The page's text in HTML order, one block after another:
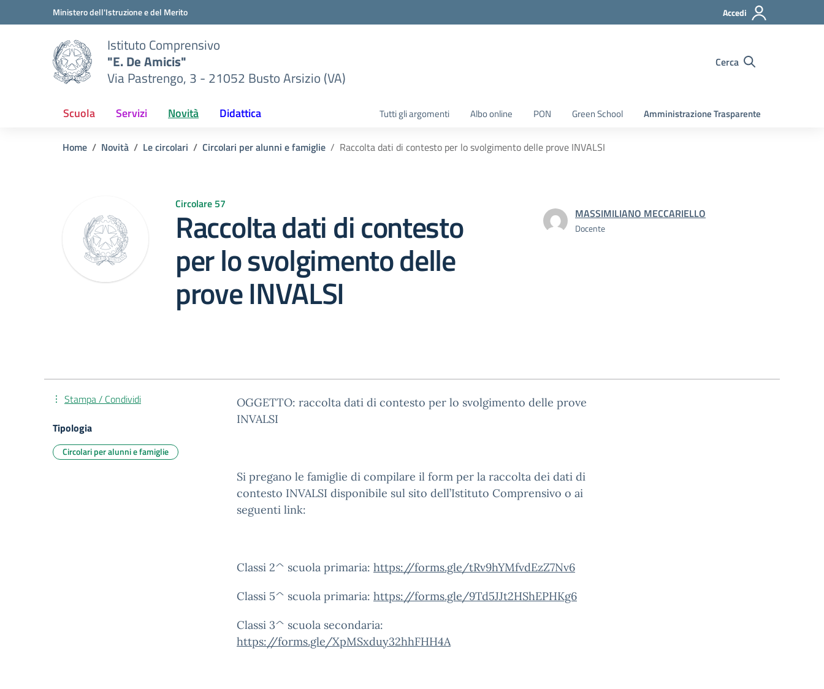
Vai ai contenuti
Vai al menu di navigazioneMinistero dell'Istruzione e del Merito Accedi
Istituto Comprensivo
"E. De Amicis"
Via Pastrengo, 3 - 21052 Busto Arsizio (VA)
Cerca
Scuola Servizi Novità Didattica Tutti gli argomenti Albo online PON Green School Amministrazione Trasparente
Home Novità Le circolari Circolari per alunni e famiglie Raccolta dati di contesto per lo svolgimento delle prove INVALSI
Circolare 57
Raccolta dati di contesto
per lo svolgimento delle
prove INVALSI
MASSIMILIANO MECCARIELLO
Docente
OGGETTO: raccolta dati di contesto per lo svolgimento delle prove
INVALSI
Si pregano le famiglie di compilare il form per la raccolta dei dati di
contesto INVALSI disponibile sul sito dell’Istituto Comprensivo o ai
seguenti link:
Classi 2^ scuola primaria: https://forms.gle/tRv9hYMfvdEzZ7Nv6
Classi 5^ scuola primaria: https://forms.gle/9Td5JJt2HShEPHKg6
Classi 3^ scuola secondaria:
https://forms.gle/XpMSxduy32hhFHH4A
Stampa / Condividi
Tipologia
Circolari per alunni e famiglie